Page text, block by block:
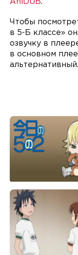
AniDUB.
Чтобы
в 5-Б классе»
озвучку в
в основном
альтернативный.